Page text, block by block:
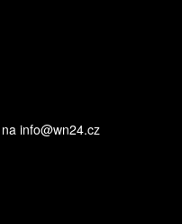
info@wn24.cz